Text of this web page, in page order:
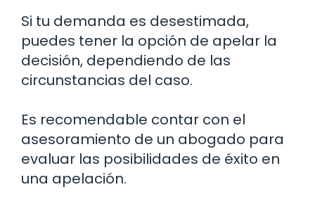
Si tu demanda es desestimada,
puedes tener la opción de apelar la
decisión, dependiendo de las
circunstancias del caso.
Es recomendable contar con el
asesoramiento de un abogado para
evaluar las posibilidades de éxito en
una apelación.